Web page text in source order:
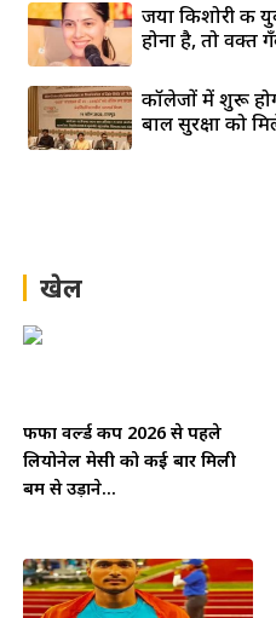
जया किशोरी की
होना है, तो वक्त
कॉलेजों में शुरू
बाल सुरक्षा को
खेल
फीफा वर्ल्ड कप 2026 से पहले
लियोनेल मेसी को कई बार मिली
बम से उड़ाने...